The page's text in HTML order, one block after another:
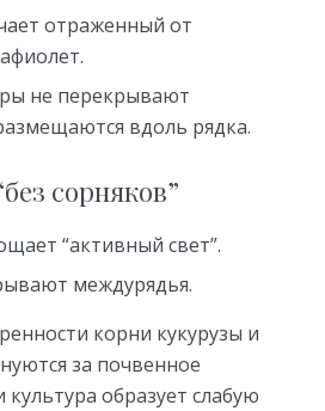
отраженный от
не перекрывают
вдоль рядка.
сорняков”
“активный свет”.
междурядья.
корни кукурузы и
за почвенное
культура образует слабую